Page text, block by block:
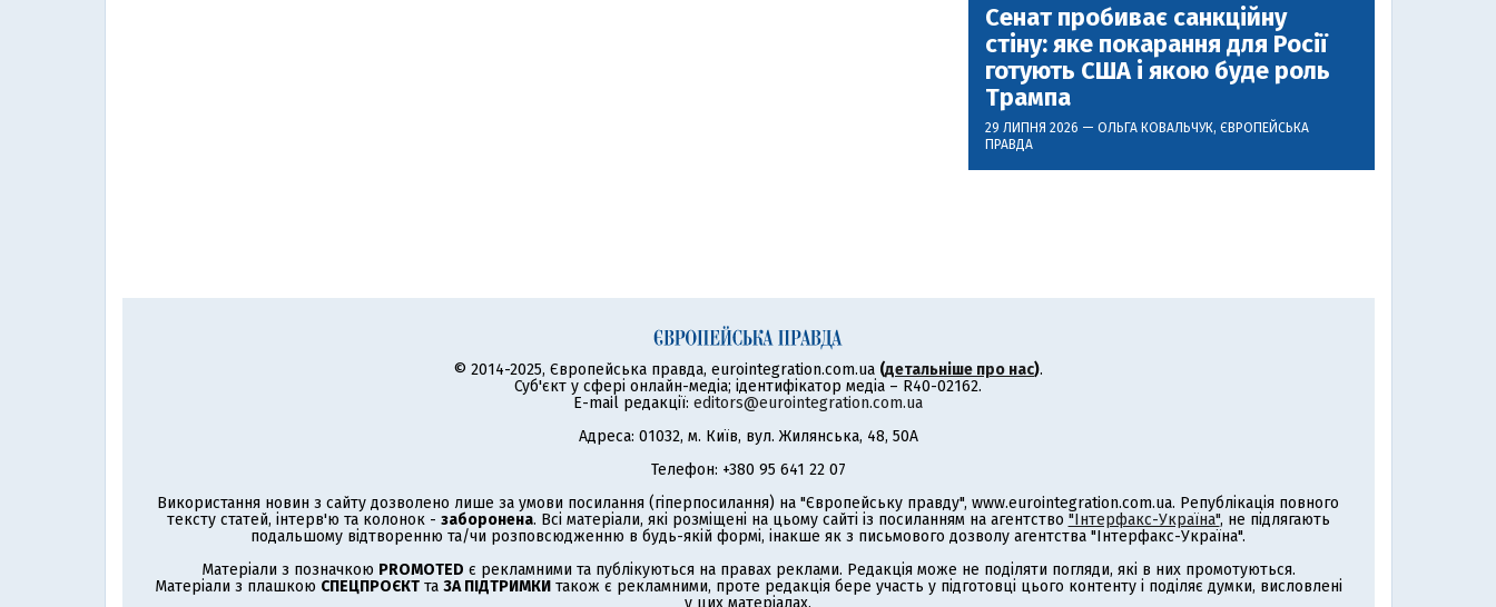
Сенат пробиває санкційну
стіну: яке покарання для Росії
готують США і якою буде роль
Трампа
29 ЛИПНЯ 2026 — ОЛЬГА КОВАЛЬЧУК, ЄВРОПЕЙСЬКА
ПРАВДА
© 2014-2025, Європейська правда, eurointegration.com.ua (детальніше про нас).
Суб'єкт у сфері онлайн-медіа; ідентифікатор медіа – R40-02162.
E-mail редакції: editors@eurointegration.com.ua
Адреса: 01032, м. Київ, вул. Жилянська, 48, 50А
Телефон: +380 95 641 22 07
Використання новин з сайту дозволено лише за умови посилання (гіперпосилання) на "Європейську правду", www.eurointegration.com.ua. Републікація повного
тексту статей, інтерв'ю та колонок - заборонена. Всі матеріали, які розміщені на цьому сайті із посиланням на агентство "Інтерфакс-Україна", не підлягають
подальшому відтворенню та/чи розповсюдженню в будь-якій формі, інакше як з письмового дозволу агентства "Інтерфакс-Україна".
Матеріали з позначкою PROMOTED є рекламними та публікуються на правах реклами. Редакція може не поділяти погляди, які в них промотуються.
Матеріали з плашкою СПЕЦПРОЄКТта ЗА ПІДТРИМКИтакож є рекламними, проте редакція бере участь у підготовці цього контенту і поділяє думки, висловлені
у цих матеріалах.